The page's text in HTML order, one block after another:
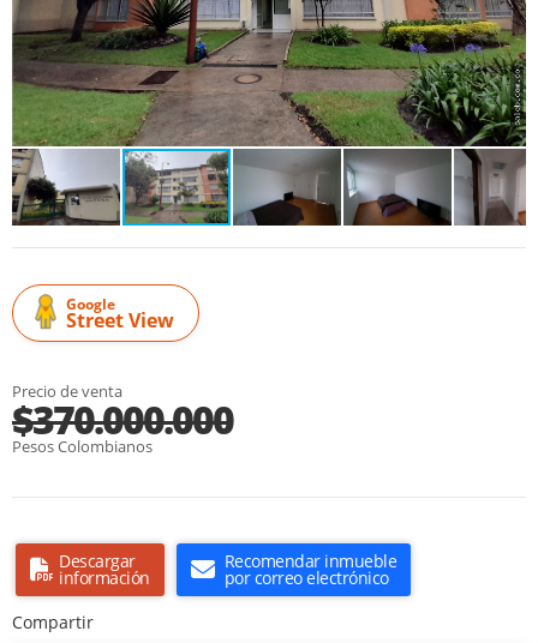
Google
Street View
Precio de venta
$370.000.000
Pesos Colombianos
Descargar
información
Recomendar inmueble
por correo electrónico
Compartir